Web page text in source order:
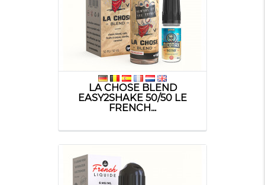
LA CHOSE BLEND
EASY2SHAKE 50/50 LE
FRENCH...